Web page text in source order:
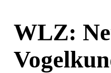
WLZ: